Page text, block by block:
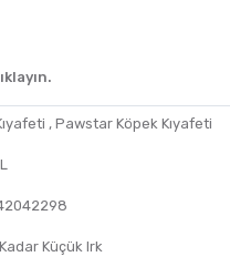
, Pawstar Köpek Kıyafeti
Küçük Irk